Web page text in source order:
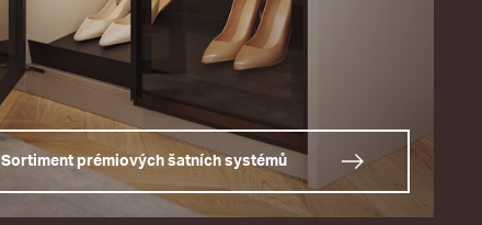
Sortiment prémiových šatních systémů